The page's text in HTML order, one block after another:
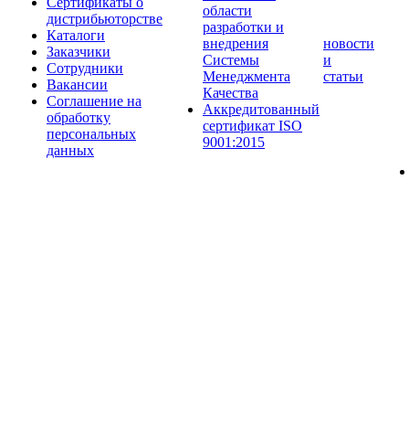
дистрибьюторстве
Каталоги
Заказчики
Сотрудники
Вакансии
Соглашение на
обработку
персональных
данных
области
разработки и
внедрения
Системы
Менеджмента
Качества
Аккредитованный
сертификат ISO
9001:2015
новости
и
статьи